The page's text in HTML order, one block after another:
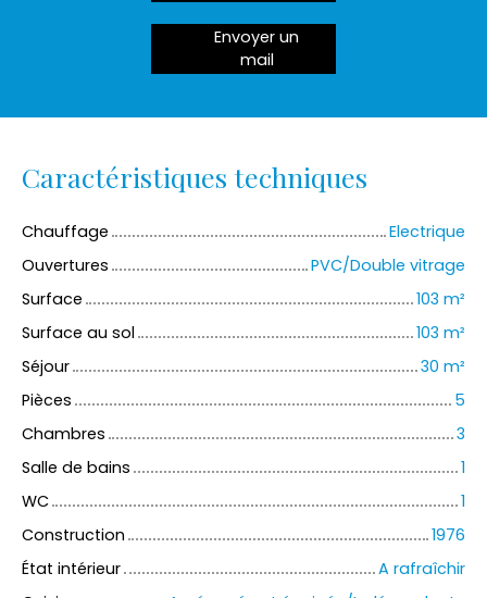
Envoyer un
mail
Caractéristiques techniques
Chauffage
Electrique
Ouvertures
PVC/Double vitrage
Surface
103 m²
Surface au sol
103 m²
Séjour
30 m²
Pièces
5
Chambres
3
Salle de bains
1
WC
1
Construction
1976
État intérieur
A rafraîchir